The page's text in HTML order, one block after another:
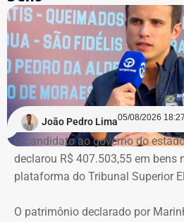
João Pedro Lima05/08/2026 18:27
O candidato ao governo do
declarou R$ 407.503,55 em bens
plataforma do Tribunal Superior
O patrimônio declarado por